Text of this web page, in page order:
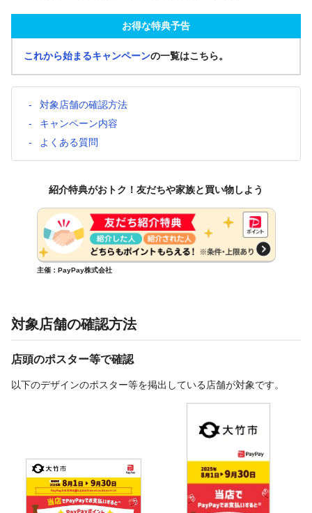
お得な特典予告
これから始まるキャンペーンの一覧はこちら。
対象店舗の確認方法
キャンペーン内容
よくある質問
紹介特典がおトク！友だちや家族と買い物しよう
主催：PayPay株式会社
対象店舗の確認方法
店頭のポスター等で確認
以下のデザインのポスター等を掲出している店舗が対象です。